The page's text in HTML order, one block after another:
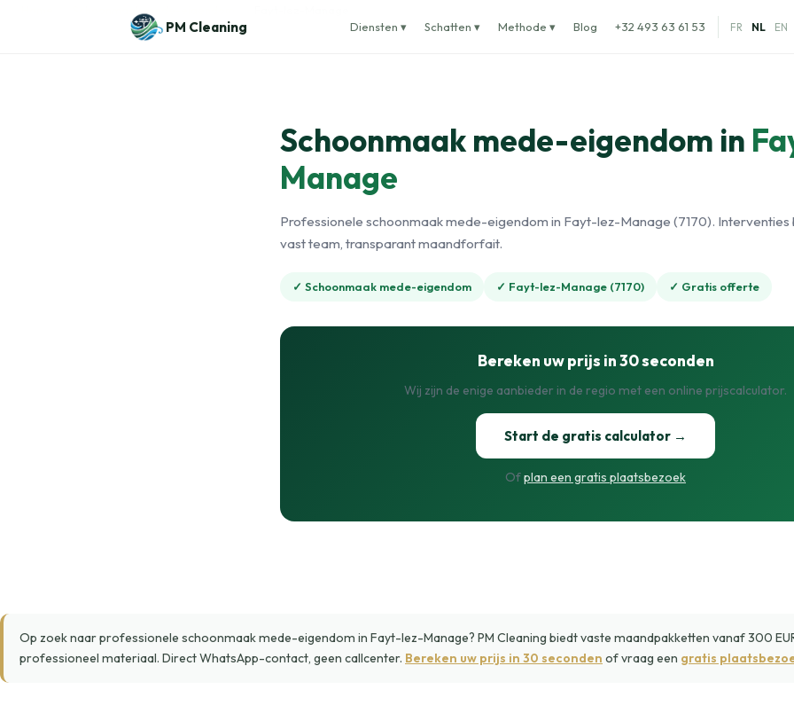
PM Cleaning Diensten ▾ Schatten ▾ Methode ▾ Blog +32 493 63 61 53 FR NL EN
Schoonmaak mede-eigendom in
Manage
Professionele schoonmaak mede-eigendom in Fayt-lez-Manage (7170). Interventies
vast team, transparant maandforfait.
✓ Schoonmaak mede-eigendom ✓ Fayt-lez-Manage (7170) ✓ Gratis offerte
Bereken uw prijs in 30 seconden
Wij zijn de enige aanbieder in de regio met een online prijscalculator.
Start de gratis calculator →
Ofplan een gratis plaatsbezoek
Op zoek naar professionele schoonmaak mede-eigendom in Fayt-lez-Manage? PM Cleaning biedt vaste maandpakketten vanaf 300
professioneel materiaal. Direct WhatsApp-contact, geen callcenter. Bereken uw prijs in 30 seconden of vraag een gratis